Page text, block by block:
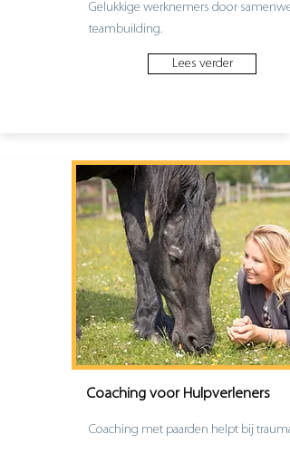
Gelukkige werknemers door
teambuilding.
Lees verder
Coaching voor Hulpverleners
Coaching met paarden helpt bij